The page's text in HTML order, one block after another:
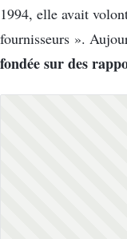
1994, elle avait
fournisseurs ».
fondée sur des